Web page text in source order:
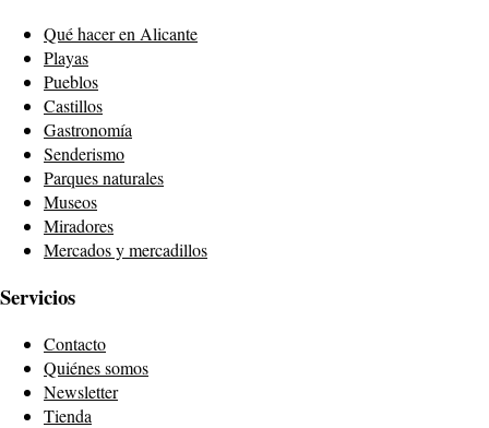
Qué hacer en Alicante
Playas
Pueblos
Castillos
Gastronomía
Senderismo
Parques naturales
Museos
Miradores
Mercados y mercadillos
Servicios
Contacto
Quiénes somos
Newsletter
Tienda